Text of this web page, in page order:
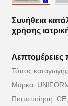
Συνήθεια
χρήσης
Λεπτομέρειες
Τόπος
Μάρκα:
Πιστοποίηση: